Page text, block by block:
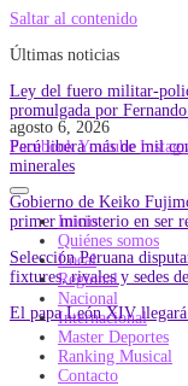
Saltar al contenido
Últimas noticias
Ley del fuero militar-
promulgada por
Perú libera más de mil
minerales
Gobierno de Keiko
primer ministerio en ser
Selección Peruana
fixtures, rivales y sedes
El papa León XIV
agosto 6, 2026
Facebook Youtube
Inicio
Quiénes somos
Local
Regional
Nacional
Internacional
Master Deportes
Ranking Musical
Contacto